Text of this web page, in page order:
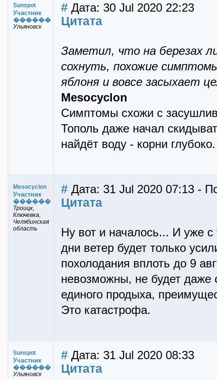
Sunspot
Участник
������
Ульяновск
# Дата: 30 Jul 2020 22:23
Цитата
Заметил, что на березах
сохнуть, похожие
яблоня и вовсе засыхает
Mesocyclon
Симптомы схожи с
Тополь даже начал
найдёт воду - корни
Mesocyclon
Участник
������
Троицк,
Ключевка,
Челябинская
область
# Дата: 31 Jul 2020 07:13 -
Цитата
Ну вот и началось... И уже
дни ветер будет только
похолодания вплоть до 9
невозможны, не будет даже
единого продыха,
Это катастрофа.
Sunspot
Участник
������
Ульяновск
# Дата: 31 Jul 2020 08:33
Цитата